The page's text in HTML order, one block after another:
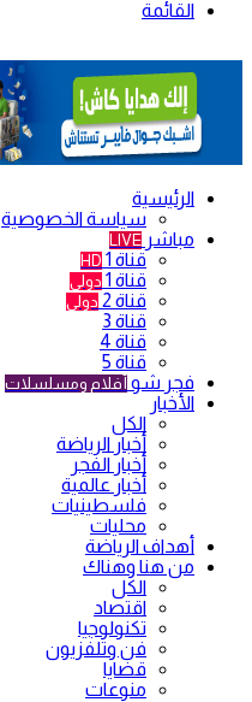
القائمة
الرئيسية
سياسة الخصوصية
مباشر LIVE
قناة 1 HD
قناة 1 دولي
قناة 2 دولي
قناة 3
قناة 4
قناة 5
فجر شو أفلام ومسلسلات
الأخبار
الكل
أخبار الرياضة
أخبار الفجر
أخبار عالمية
فلسطينيات
محليات
أهداف الرياضة
من هنا وهناك
الكل
اقتصاد
تكنولوجيا
فن وتلفزيون
قضايا
منوعات